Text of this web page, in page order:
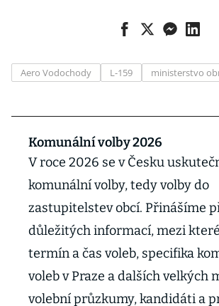
Aero Vodochody L-159 ministerstvo
Komunální volby 2026
V roce 2026 se v Česku
komunální volby, tedy volby do
zastupitelstev obcí. Přinášíme
důležitých informací, mezi
termín a čas voleb, specifika
voleb v Praze a dalších velkých
volební průzkumy, kandidáti a